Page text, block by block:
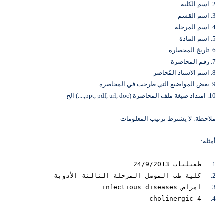
2. اسم الكلية
3. اسم القسم
4. اسم المرحلة
5. اسم المادة
6. تاريخ المحضارة
7. رقم المحاضرة
8. اسم الاستاذ المُحاضر
9. بعض المواضيع التي طرحت في المحاضرة
10. امتداد صيغة ملف المحاضرة (ppt, pdf, url, doc,....) الخ
ملاحظة: لا يشترط ترتيب المعلومات
أمثلة:
1.
طفيليات 24/9/2013
2.
كلية طب الموصل المرحلة الثالثة الأدوية
3.
امراض infectious diseases
4.